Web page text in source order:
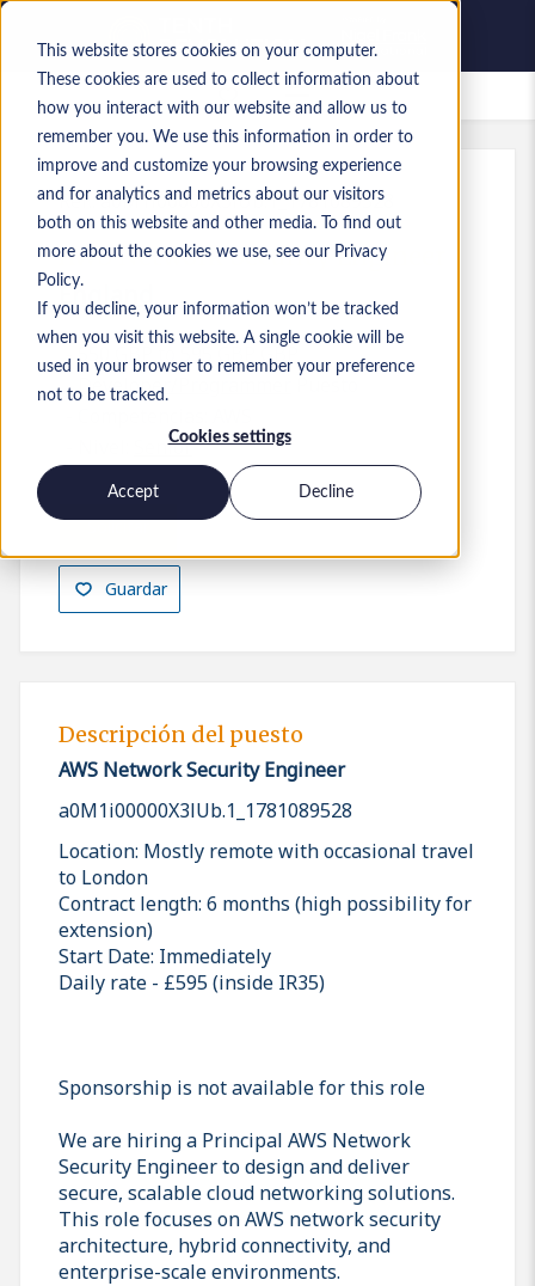
This website stores cookies on your computer.
These cookies are used to collect information about
how you interact with our website and allow us to
remember you. We use this information in order to
improve and customize your browsing experience
and for analytics and metrics about our visitors
both on this website and other media. To find out
more about the cookies we use, see our Privacy
Policy.
If you decline, your information won’t be tracked
when you visit this website. A single cookie will be
used in your browser to remember your preference
not to be tracked.
Cookies settings
Accept Decline
Empleos guardados
Ref. :a0M1i00000X3lUb.1_1781089528
AWS Network Security Engineer
England
550 GBP to 595 GBP GBP
Developer/Programmer
Senior
Guardar
Solicitar
Descripción del puesto
AWS Network Security Engineer
a0M1i00000X3lUb.1_1781089528
Location: Mostly remote with occasional travel
to London
Contract length: 6 months (high possibility for
extension)
Start Date: Immediately
Daily rate - £595 (inside IR35)
Sponsorship is not available for this role
We are hiring a Principal AWS Network
Security Engineer to design and deliver
secure, scalable cloud networking solutions.
This role focuses on AWS network security
architecture, hybrid connectivity, and
enterprise-scale environments.